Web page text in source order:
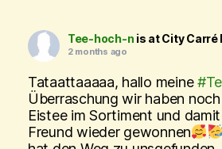
Tee-hoch-n is at City Carré
2 months ago
Tataattaaaaa, hallo meine
Überraschung wir haben
Eistee im Sortiment und
Freund wieder gewonnen